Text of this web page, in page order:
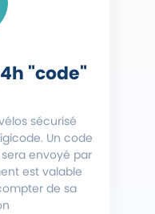
"code"
sécurisé
Un code
envoyé par
est valable
de sa